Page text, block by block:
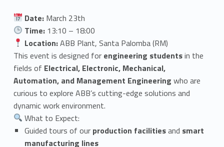
Date: March 23th
Time: 13:10 – 18:00
Location:ABB Plant, Santa Palomba (RM)
This event is designed for engineering studentsin the
fields of Electrical, Electronic, Mechanical,
Automation, and Management Engineering who are
curious to explore ABB’s cutting-edge solutions and
dynamic work environment.
What to Expect:
Guided tours of our production facilitiesand smart
manufacturing lines